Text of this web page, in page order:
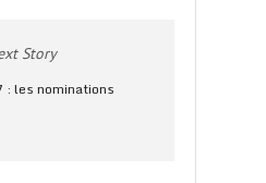
Story
: les nominations